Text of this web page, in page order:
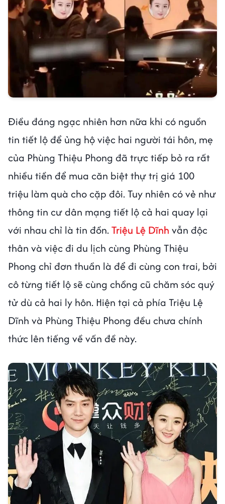
Điều đáng ngạc nhiên hơn nữa khi có nguồn
tin tiết lộ để ủng hộ việc hai người tái hôn, mẹ
của Phùng Thiệu Phong đã trực tiếp bỏ ra rất
nhiều tiền để mua căn biệt thự trị giá 100
triệu làm quà cho cặp đôi. Tuy nhiên có vẻ như
thông tin cư dân mạng tiết lộ cả hai quay lại
với nhau chỉ là tin đồn.Triệu Lệ Dĩnh vẫn độc
thân và việc đi du lịch cùng Phùng Thiệu
Phong chỉ đơn thuần là để đi cùng con trai, bởi
cô từng tiết lộ sẽ cùng chồng cũ chăm sóc quý
tử dù cả hai ly hôn. Hiện tại cả phía Triệu Lệ
Dĩnh và Phùng Thiệu Phong đều chưa chính
thức lên tiếng về vấn đề này.